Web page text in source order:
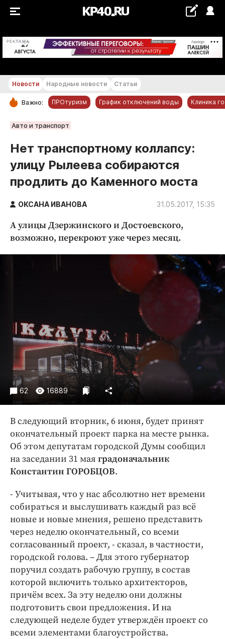
РЕКЛАМА +20...+21 °С
РУБРИКИ
Новости компаний
Статьи
Народные новости
Авто и транспорт
Криминал
Праздники
Происшествия
Спорт
Экономика и бизнес
ПРОЕКТЫ
Издания
Медиаперсона
Интересное чтиво
Клиника года
Работодатель года
Новости Народные новости Статьи
Важно: ПРОтуризм График отключений воды Клиника
Авто и транспорт
Нет транспортному коллапсу:
улицу Рылеева собираются
продлить до Каменного моста
ОКСАНА ИВАНОВА 31.05.2017, 15:35
А улицы Дзержинского и Достоевского,
возможно, перекроют уже через месяц.
62 16889
В следующий вторник, 6 июня, будет принят
окончательный проект парка на месте рынка.
Об этом депутатам городской Думы сообщил
на заседании 31 мая градоначальник
Константин ГОРОБЦОВ.
- Учитывая, что у нас абсолютно нет времени
собираться и выслушивать каждый раз всё
новые и новые мнения, решено представить
через неделю окончательный, со всеми
согласованный проект, - сказал, в частности,
городской голова. – Для этого губернатор
поручил создать рабочую группу, в состав
которой включить только архитекторов,
причём всех. За эту неделю они должны
подготовить свои предложения. И на
следующей неделе будет утверждён проект со
всеми элементами благоустройства.